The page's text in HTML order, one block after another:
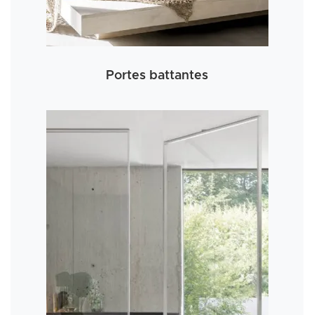
Portes battantes